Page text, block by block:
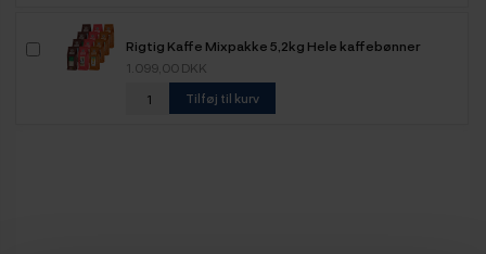
Rigtig Kaffe Mixpakke 5,2kg Hele kaffebønner
1.099,00 DKK
Tilføj til kurv